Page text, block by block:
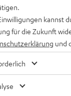
kannst
für die Zukunft
und